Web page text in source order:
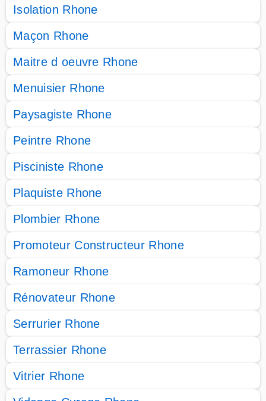
Isolation Rhone
Maçon Rhone
Maitre d oeuvre Rhone
Menuisier Rhone
Paysagiste Rhone
Peintre Rhone
Pisciniste Rhone
Plaquiste Rhone
Plombier Rhone
Promoteur Constructeur Rhone
Ramoneur Rhone
Rénovateur Rhone
Serrurier Rhone
Terrassier Rhone
Vitrier Rhone